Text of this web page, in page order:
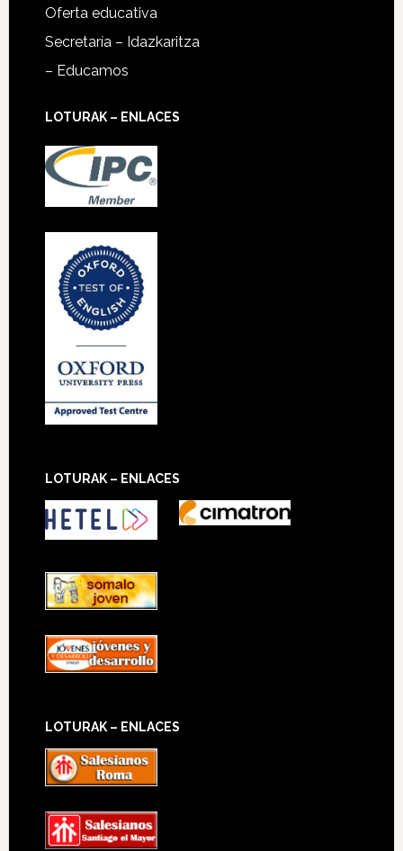
Oferta educativa
Secretaría – Idazkaritza
– Educamos
LOTURAK – ENLACES
LOTURAK – ENLACES
LOTURAK – ENLACES